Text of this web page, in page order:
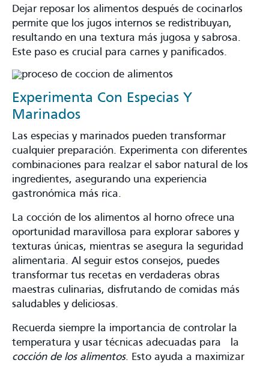
Dejar reposar los alimentos después de cocinarlos
permite que los jugos internos se redistribuyan,
resultando en una textura más jugosa y sabrosa.
Este paso es crucial para carnes y panificados.
Experimenta Con Especias Y
Marinados
Las especias y marinados pueden transformar
cualquier preparación. Experimenta con diferentes
combinaciones para realzar el sabor natural de los
ingredientes, asegurando una experiencia
gastronómica más rica.
La cocción de los alimentos al horno ofrece una
oportunidad maravillosa para explorar sabores y
texturas únicas, mientras se asegura la seguridad
alimentaria. Al seguir estos consejos, puedes
transformar tus recetas en verdaderas obras
maestras culinarias, disfrutando de comidas más
saludables y deliciosas.
Recuerda siempre la importancia de controlar la
temperatura y usar técnicas adecuadas para la
cocción de los alimentos. Esto ayuda a maximizar